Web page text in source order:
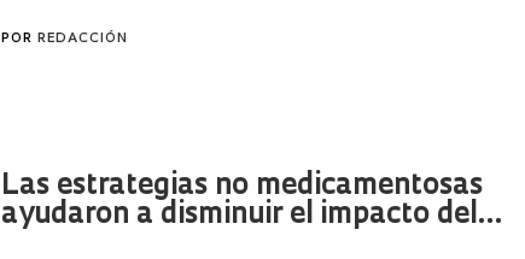
POR REDACCIÓN
Las estrategias no medicamentosas
ayudaron a disminuir el impacto del...